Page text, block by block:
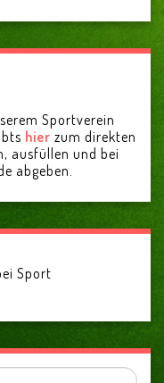
Sportverein
hier zum direkten
ausfüllen und bei
abgeben.
Sport